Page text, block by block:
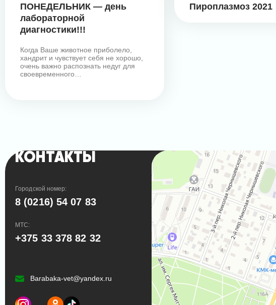
ПОНЕДЕЛЬНИК — день
лабораторной
диагностики!!!
Когда Ваше животное приболело,
хандрит и чувствует себя не хорошо,
очень важно распознать недуг для
своевременного…
Пироплазмоз 2021
КОНТАКТЫ
Городской номер:
8 (0216) 54 07 83
МТС:
+375 33 378 82 32
Barabaka-vet@yandex.ru